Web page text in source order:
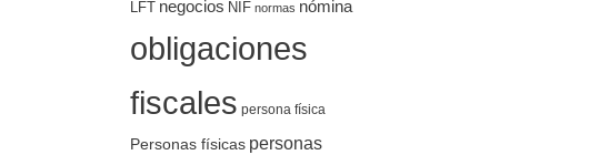
LFT negocios NIF normas nómina
obligaciones
fiscales persona física
Personas físicas personas